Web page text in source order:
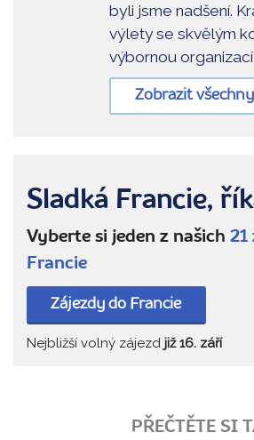
byli jsme nadšení.
výlety se skvělým
výbornou organizací
Zobrazit
Sladká Francie,
Vyberte si jeden z našich 21
Francie
Zájezdy do Francie
Nejbližší volný zájezd již 16. září
PŘEČTĚTE SI